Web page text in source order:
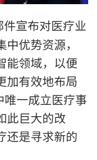
宣布对医疗业
优势资源，
能领域，以便
加有效地布局
唯一成立医疗事
此巨大的改
还是寻求新的